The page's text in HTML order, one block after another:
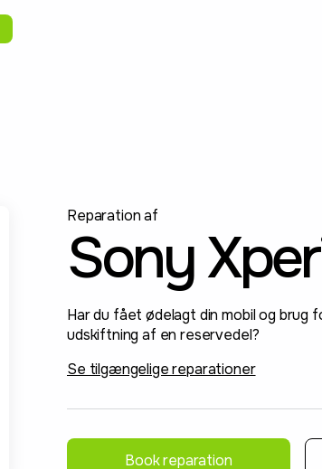
Reparation af
Sony
Har du fået ødelagt din mobil og brug
udskiftning af en reservedel?
Se tilgængelige reparationer
Book reparation